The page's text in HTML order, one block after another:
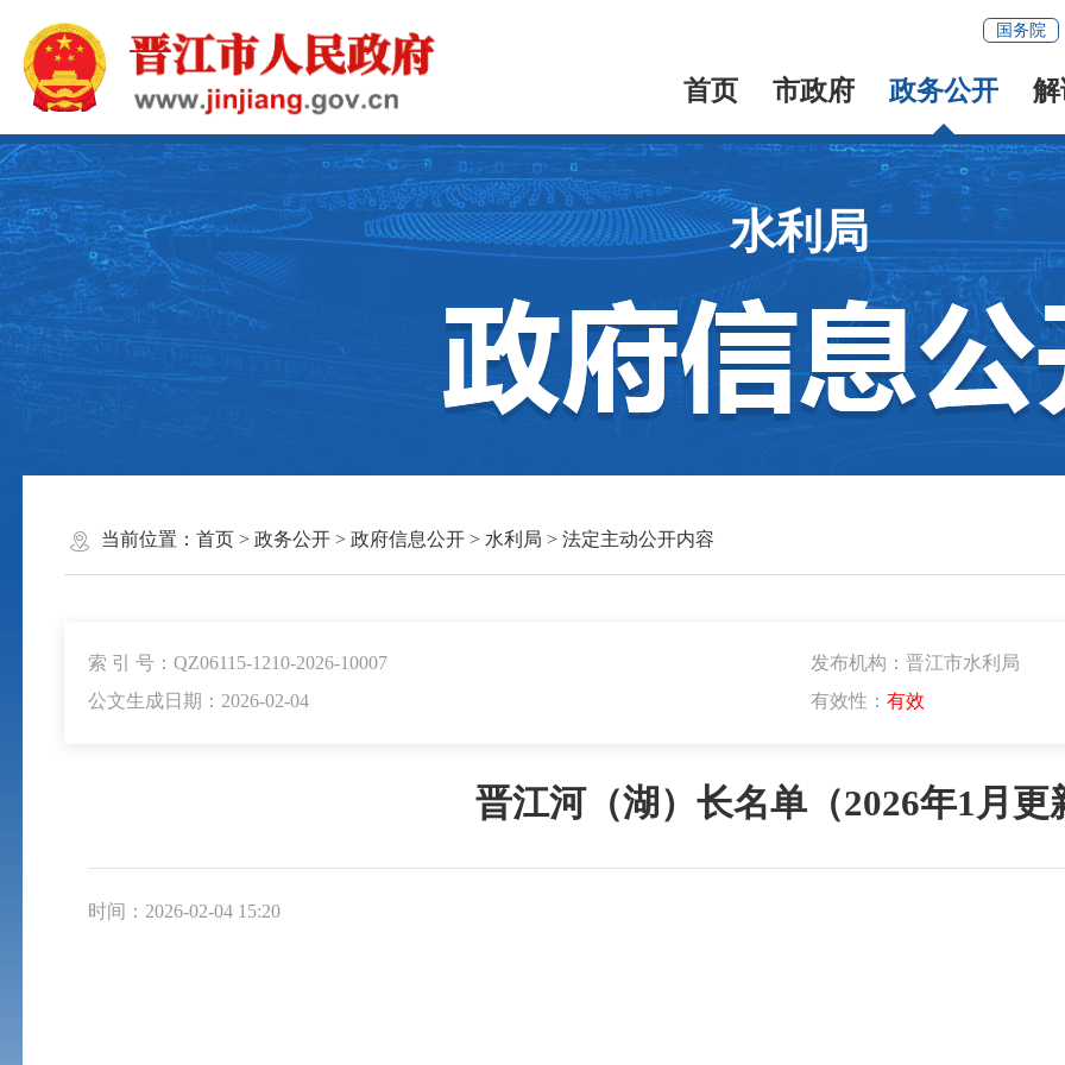
国务院
首页 市政府 政务公开
水利局
当前位置： 首页> 政务公开> 政府信息公开> 水利局 > 法定主动公开内容
索 引 号：QZ06115-1210-2026-10007
发布机构：晋江市水利局
公文生成日期：2026-02-04
有效性： 有效
晋江河（湖）长名单（2026年1月更
时间：2026-02-04 15:20